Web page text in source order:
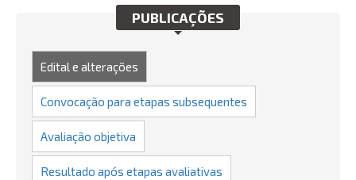
BUSCAR
PUBLICAÇÕES
Edital e alterações
Convocação para etapas subsequentes
Avaliação objetiva
Resultado após etapas avaliativas